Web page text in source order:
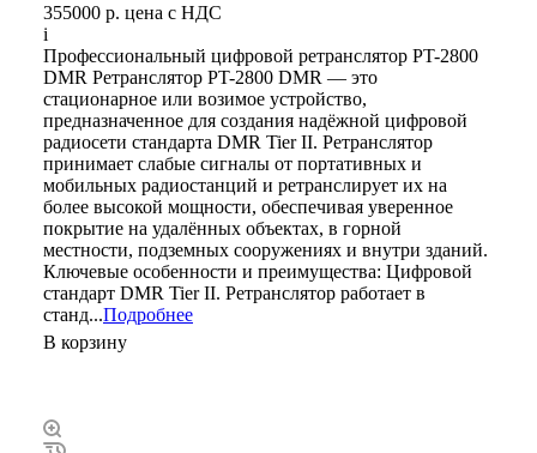
355000 р. цена с НДС
i
Профессиональный цифровой ретранслятор PT-2800
DMR Ретранслятор PT-2800 DMR — это
стационарное или возимое устройство,
предназначенное для создания надёжной цифровой
радиосети стандарта DMR Tier II. Ретранслятор
принимает слабые сигналы от портативных и
мобильных радиостанций и ретранслирует их на
более высокой мощности, обеспечивая уверенное
покрытие на удалённых объектах, в горной
местности, подземных сооружениях и внутри зданий.
Ключевые особенности и преимущества: Цифровой
стандарт DMR Tier II. Ретранслятор работает в
станд...Подробнее
В корзину